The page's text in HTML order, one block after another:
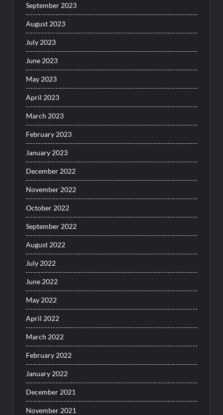
September 2023
August 2023
July 2023
June 2023
May 2023
April 2023
March 2023
February 2023
January 2023
December 2022
November 2022
October 2022
September 2022
August 2022
July 2022
June 2022
May 2022
April 2022
March 2022
February 2022
January 2022
December 2021
November 2021